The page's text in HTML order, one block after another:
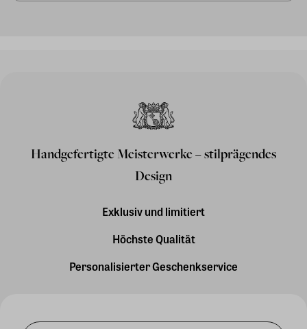
Handgefertigte Meisterwerke – stilprägendes
Design
Exklusiv und limitiert
Höchste Qualität
Personalisierter Geschenkservice